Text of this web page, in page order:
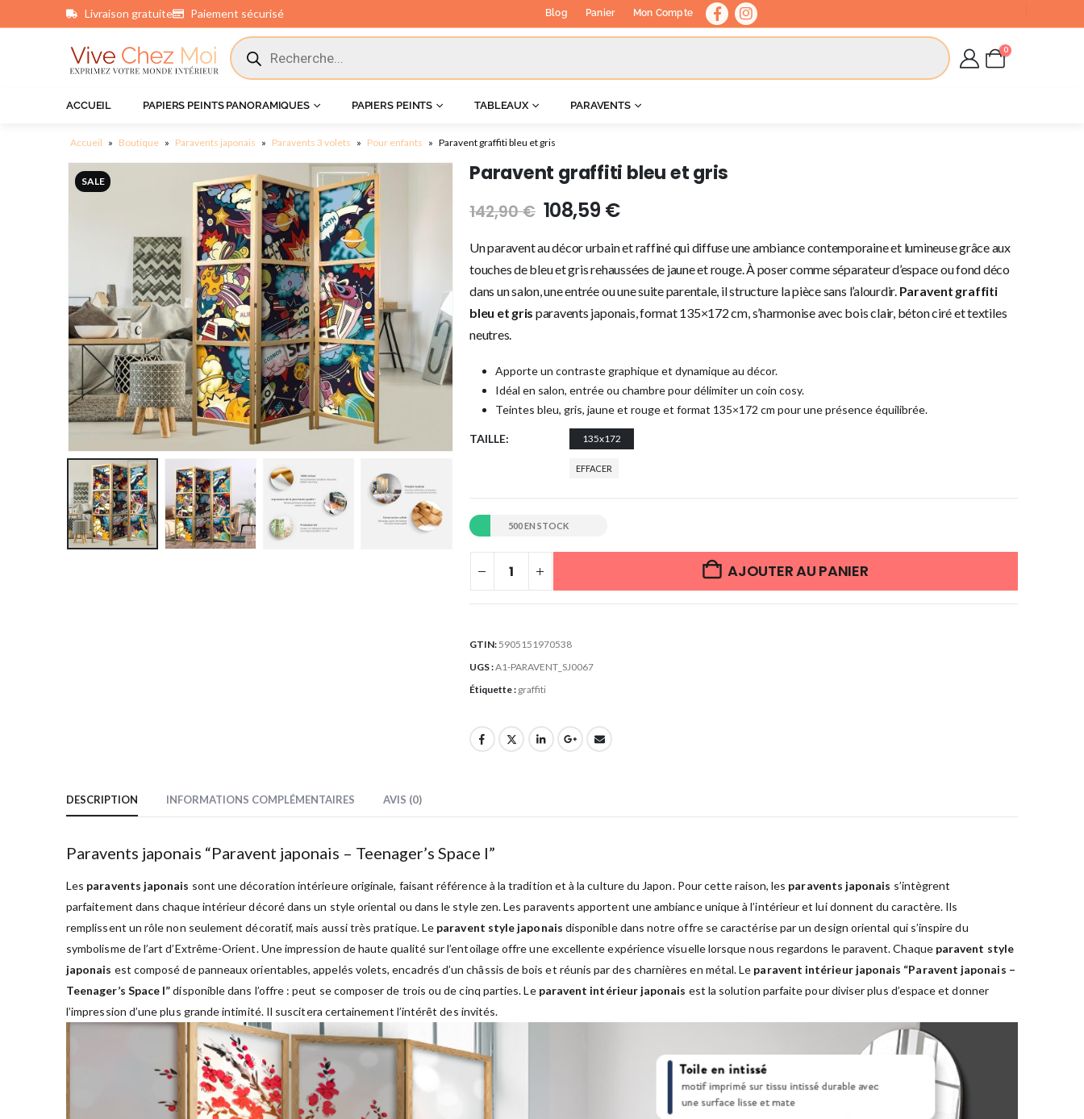
Livraison gratuite Paiement sécurisé Blog Panier Mon Compte
0
ACCUEIL PAPIERS PEINTS PANORAMIQUES PAPIERS PEINTS TABLEAUX PARAVENTS
Accueil » Boutique » Paravents japonais » Paravents 3 volets » Pour enfants » Paravent graffiti bleu et gris
SALE Paravent graffiti bleu et gris
142,90€ 108,59 €
Un paravent au décor urbain et raffiné qui diffuse une ambiance contemporaine et lumineuse grâce aux
touches de bleu et gris rehaussées de jaune et rouge. À poser comme séparateur d’espace ou fond déco
dans un salon, une entrée ou une suite parentale, il structure la pièce sans l’alourdir. Paravent graffiti
bleu et gris paravents japonais, format 135×172 cm, s’harmonise avec bois clair, béton ciré et textiles
neutres.
Apporte un contraste graphique et dynamique au décor.
Idéal en salon, entrée ou chambre pour délimiter un coin cosy.
Teintes bleu, gris, jaune et rouge et format 135×172 cm pour une présence équilibrée.
TAILLE 135x172
EFFACER
500 EN STOCK
AJOUTER AU PANIER
GTIN: 5905151970538
UGS :A1-PARAVENT_SJ0067
Étiquette : graffiti
DESCRIPTION INFORMATIONS COMPLÉMENTAIRES AVIS (0)
Paravents japonais “Paravent japonais – Teenager’s Space I”
Les paravents japonais sont une décoration intérieure originale, faisant référence à la tradition et à la culture du Japon. Pour cette raison, les paravents japonais s’intègrent
parfaitement dans chaque intérieur décoré dans un style oriental ou dans le style zen. Les paravents apportent une ambiance unique à l’intérieur et lui donnent du caractère. Ils
remplissent un rôle non seulement décoratif, mais aussi très pratique. Le paravent style japonais disponible dans notre offre se caractérise par un design oriental qui s’inspire du
symbolisme de l’art d’Extrême-Orient. Une impression de haute qualité sur l’entoilage offre une excellente expérience visuelle lorsque nous regardons le paravent. Chaque paravent style
japonais est composé de panneaux orientables, appelés volets, encadrés d’un châssis de bois et réunis par des charnières en métal. Le paravent intérieur japonais “Paravent japonais –
Teenager’s Space I”disponible dans l’offre : peut se composer de trois ou de cinq parties. Le paravent intérieur japonais est la solution parfaite pour diviser plus d’espace et donner
l’impression d’une plus grande intimité. Il suscitera certainement l’intérêt des invités.